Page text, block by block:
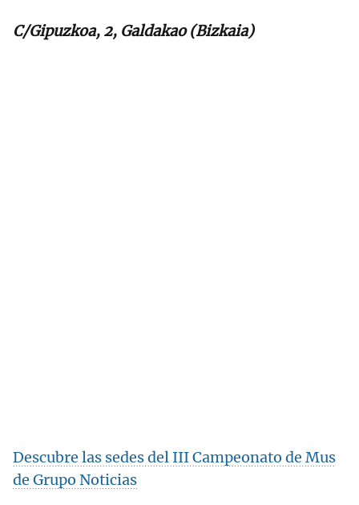
C/Gipuzkoa, 2, Galdakao (Bizkaia)
Descubre las sedes del III Campeonato de Mus
de Grupo Noticias